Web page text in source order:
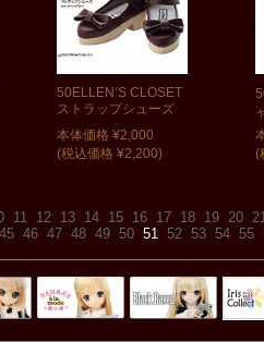
50ELLEN’S CLOSET
ストラップシューズ
本体価格 ¥2,000
(税込価格 ¥2,200)
(
11 12 13 14 15 16 17 18 19 20
45 46 47 48 49 50 51 52 53 54 55